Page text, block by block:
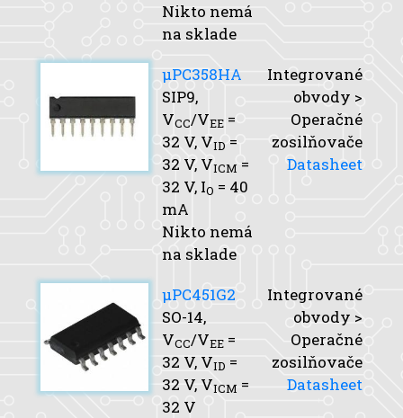
Nikto nemá
na sklade
μPC358HA
SIP9,
VCC/VEE =
32 V, VID =
32 V, VICM =
32 V, IO = 40
mA
Nikto nemá
na sklade
Integrované
obvody >
Operačné
zosilňovače
Datasheet
μPC451G2
SO-14,
VCC/VEE =
32 V, VID =
32 V, VICM =
32 V
Integrované
obvody >
Operačné
zosilňovače
Datasheet